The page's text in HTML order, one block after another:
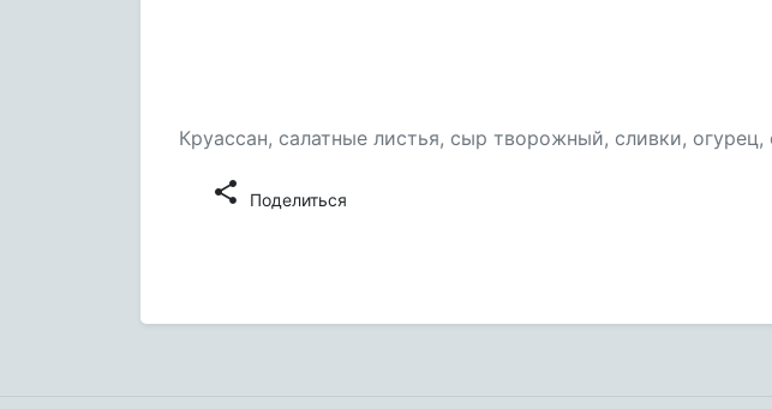
Круассан, салатные листья, сыр творожный, сливки, огурец,
share Поделиться